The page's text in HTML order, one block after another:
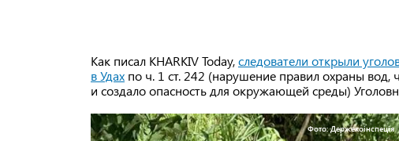
Как писал KHARKIV Today,следователи открыли
в Удах по ч. 1 ст. 242 (нарушение правил охраны вод,
и создало опасность для окружающей среды)
Фото: Держекоінспеція